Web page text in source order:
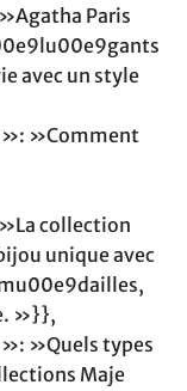
Paris
avec un style
»Comment
collection
unique avec
»}},
»Quels types
Maje